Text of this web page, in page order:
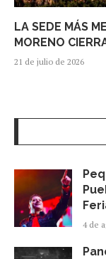
LA SEDE MÁS
MORENO
21 de julio de 2026
4 de